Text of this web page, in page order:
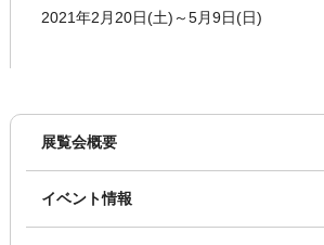
2021年2月20日(土)～5月9日(日)
展覧会概要
イベント情報